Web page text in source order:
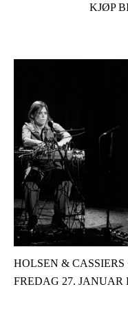
KJØP
HOLSEN &
FREDAG 27. JANUAR